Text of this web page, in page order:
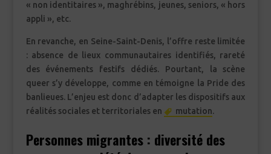
« non identitaires », maghrébins, jeunes, seniors, « hors
appli », etc.
En revanche, en Seine-Saint-Denis, l’offre reste limitée
: absence de lieux communautaires identifiés, rareté
des événements festifs dédiés. Pourtant, la scène
queer s’y développe, comme en témoigne la Pride des
banlieues. L’enjeu est donc d’adapter les dispositifs aux
réalités sociales et territoriales en
mutation.
Personnes migrantes : diversité des